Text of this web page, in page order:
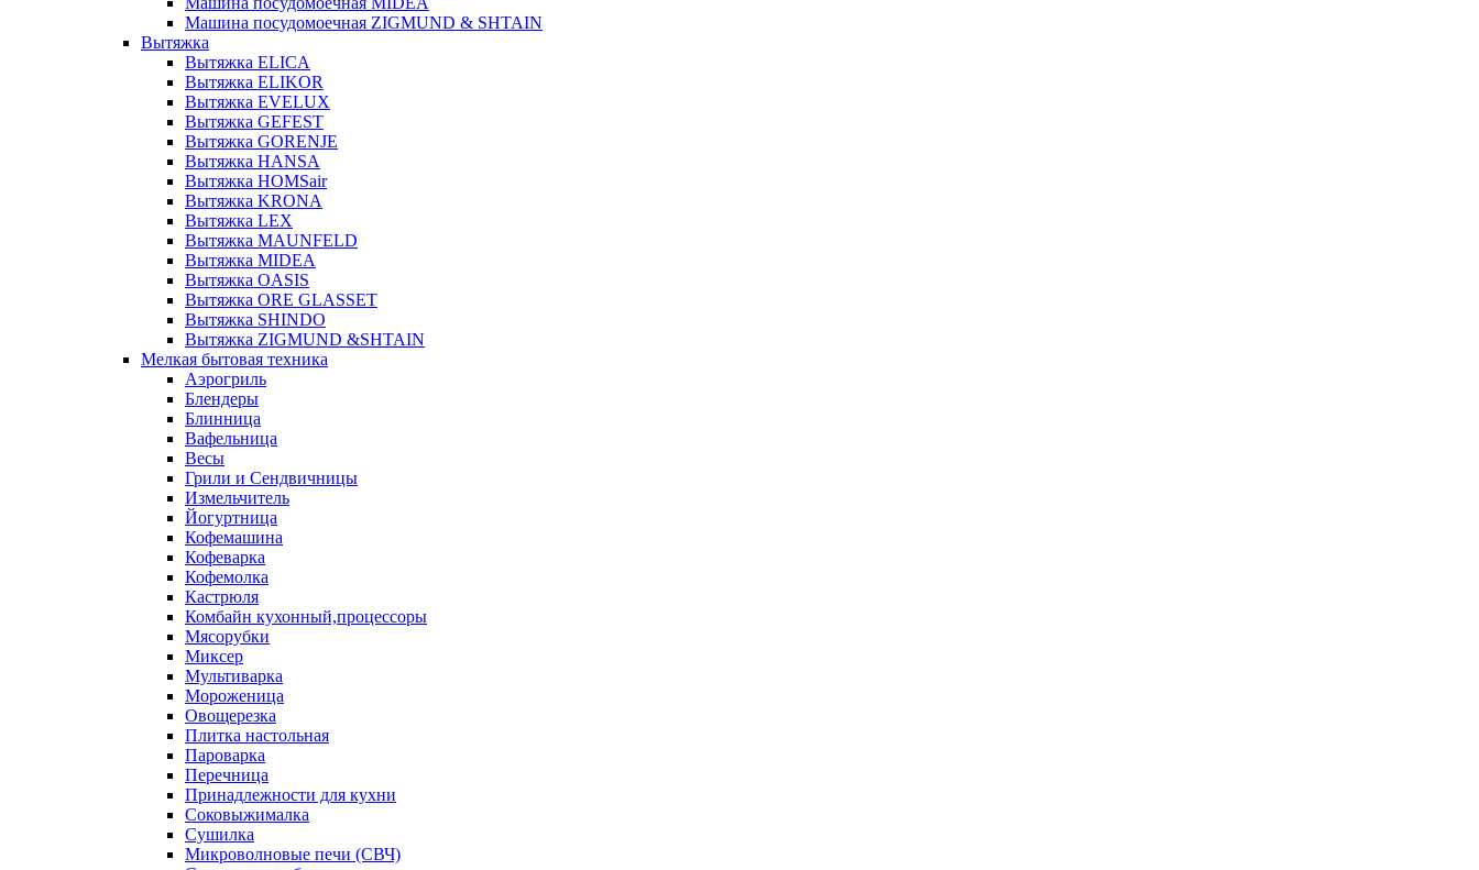
Машина посудомоечная ZIGMUND & SHTAIN
Вытяжка
Вытяжка ELICA
Вытяжка ELIKOR
Вытяжка EVELUX
Вытяжка GEFEST
Вытяжка GORENJE
Вытяжка HANSA
Вытяжка HOMSair
Вытяжка KRONA
Вытяжка LEX
Вытяжка MAUNFELD
Вытяжка MIDEA
Вытяжка OASIS
Вытяжка ORE GLASSET
Вытяжка SHINDO
Вытяжка ZIGMUND &SHTAIN
Мелкая бытовая техника
Аэрогриль
Блендеры
Блинница
Вафельница
Весы
Грили и Сендвичницы
Измельчитель
Йогуртница
Кофемашина
Кофеварка
Кофемолка
Кастрюля
Комбайн кухонный,процессоры
Мясорубки
Миксер
Мультиварка
Мороженица
Овощерезка
Плитка настольная
Пароварка
Перечница
Принадлежности для кухни
Соковыжималка
Сушилка
Микроволновые печи (СВЧ)